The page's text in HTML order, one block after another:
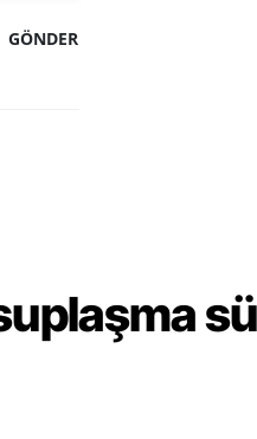
GÖNDER